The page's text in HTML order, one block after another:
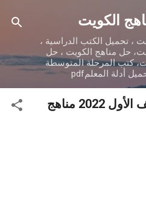
المحتوى الرئيسي
الكويت
تحميل الكتب الدراسية ،
حل مناهج الكويت ، حل
كتب المرحلة المتوسطة
كتاب الخط العربى الصف الأول 2022 مناهج